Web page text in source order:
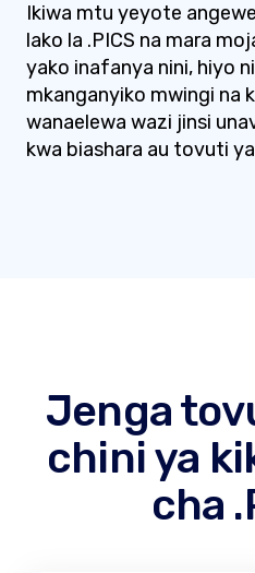
Ikiwa mtu yeyote
lako la .PICS na mara
yako inafanya nini, hiyo
mkanganyiko mwingi na
wanaelewa wazi jinsi
kwa biashara au tovuti
Jenga
chini ya
cha